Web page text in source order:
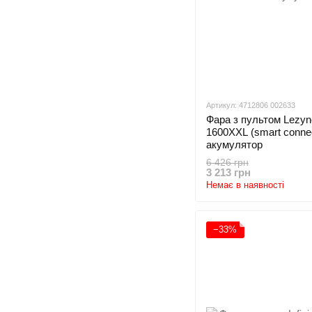
Артикул: 4712806 002633
Фара з пультом
1600XXL (smart
акумулятор
6 426 грн
3 213 грн
Немає в наявності
−33%